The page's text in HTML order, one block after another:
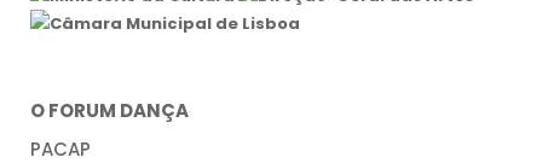
O FORUM DANÇA
PACAP